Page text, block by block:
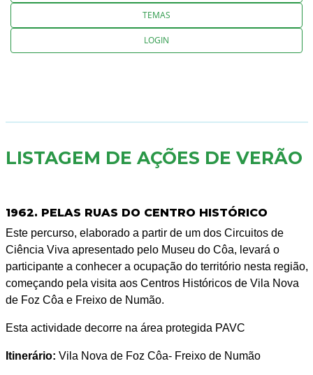
TEMAS
LOGIN
LISTAGEM DE AÇÕES DE VERÃO
1962. PELAS RUAS DO CENTRO HISTÓRICO
Este percurso, elaborado a partir de um dos Circuitos de
Ciência Viva apresentado pelo Museu do Côa, levará o
participante a conhecer a ocupação do território nesta região,
começando pela visita aos Centros Históricos de Vila Nova
de Foz Côa e Freixo de Numão.
Esta actividade decorre na área protegida PAVC
Itinerário: Vila Nova de Foz Côa- Freixo de Numão